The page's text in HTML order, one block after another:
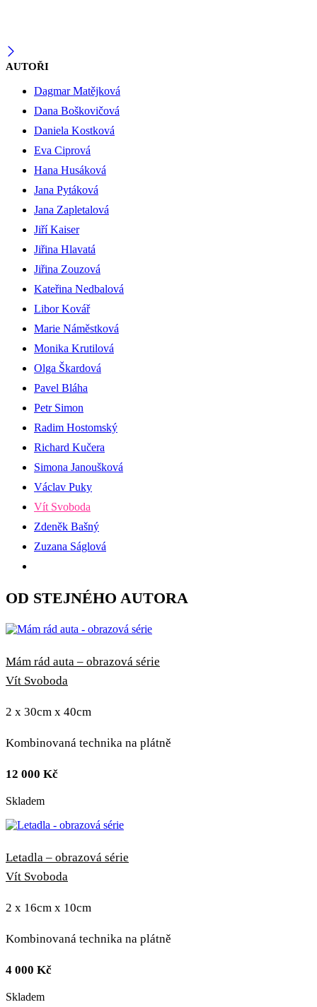
AUTOŘI
Dagmar Matějková
Dana Boškovičová
Daniela Kostková
Eva Ciprová
Hana Husáková
Jana Pytáková
Jana Zapletalová
Jiří Kaiser
Jiřina Hlavatá
Jiřina Zouzová
Kateřina Nedbalová
Libor Kovář
Marie Náměstková
Monika Krutilová
Olga Škardová
Pavel Bláha
Petr Simon
Radim Hostomský
Richard Kučera
Simona Janoušková
Václav Puky
Vít Svoboda
Zdeněk Bašný
Zuzana Ságlová
OD STEJNÉHO AUTORA
Mám rád auta – obrazová série
Vít Svoboda
2 x 30cm x 40cm
Kombinovaná technika na plátně
12 000 Kč
Skladem
Letadla – obrazová série
Vít Svoboda
2 x 16cm x 10cm
Kombinovaná technika na plátně
4 000 Kč
Skladem